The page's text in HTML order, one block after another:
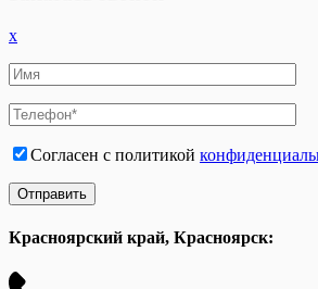
x
Согласен с политикой
Красноярский край, Красноярск: